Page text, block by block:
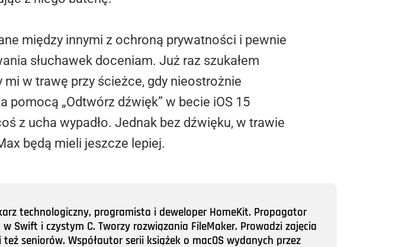
między innymi z ochroną prywatności i pewnie
słuchawek doceniam. Już raz szukałem
w trawę przy ścieżce, gdy nieostrożnie
pomocą „Odtwórz dźwięk” w becie iOS 15
z ucha wypadło. Jednak bez dźwięku, w trawie
będą mieli jeszcze lepiej.
technologiczny, programista i deweloper HomeKit. Propagator
Swift i czystym C. Tworzy rozwiązania FileMaker. Prowadzi zajęcia
seniorów. Współautor serii książek o macOS wydanych przez